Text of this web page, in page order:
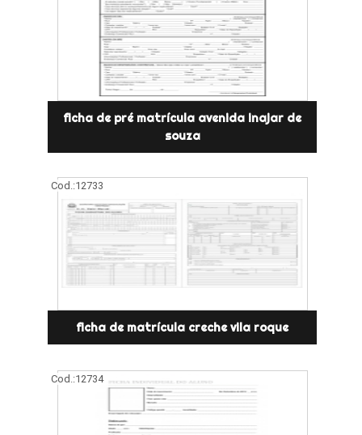
ficha de pré matrícula avenida inajar de
souza
Cod.:12733
ficha de matrícula creche vila roque
Cod.:12734